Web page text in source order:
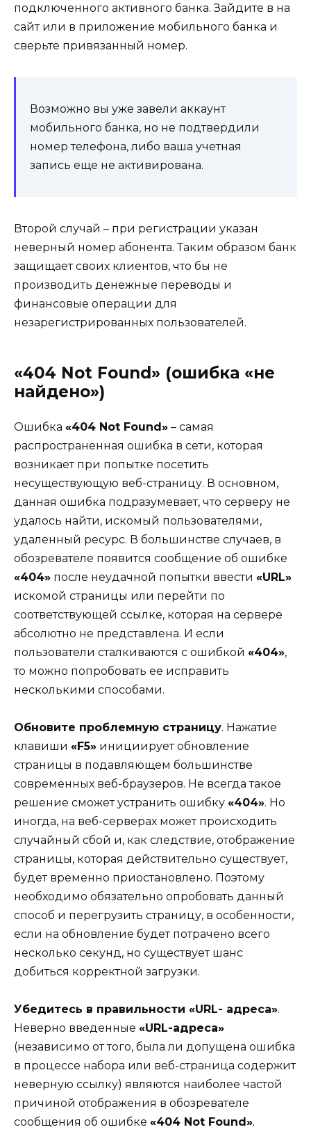
подключенного активного банка. Зайдите в на
сайт или в приложение мобильного банка и
сверьте привязанный номер.
Возможно вы уже завели аккаунт
мобильного банка, но не подтвердили
номер телефона, либо ваша учетная
запись еще не активирована.
Второй случай – при регистрации указан
неверный номер абонента. Таким образом банк
защищает своих клиентов, что бы не
производить денежные переводы и
финансовые операции для
незарегистрированных пользователей.
«404 Not Found» (ошибка «не
найдено»)
Ошибка «404 Not Found» – самая
распространенная ошибка в сети, которая
возникает при попытке посетить
несуществующую веб-страницу. В основном,
данная ошибка подразумевает, что серверу не
удалось найти, искомый пользователями,
удаленный ресурс. В большинстве случаев, в
обозревателе появится сообщение об ошибке
«404» после неудачной попытки ввести «URL»
искомой страницы или перейти по
соответствующей ссылке, которая на сервере
абсолютно не представлена. И если
пользователи сталкиваются с ошибкой «404»,
то можно попробовать ее исправить
несколькими способами.
Обновите проблемную страницу. Нажатие
клавиши «F5» инициирует обновление
страницы в подавляющем большинстве
современных веб-браузеров. Не всегда такое
решение сможет устранить ошибку «404». Но
иногда, на веб-серверах может происходить
случайный сбой и, как следствие, отображение
страницы, которая действительно существует,
будет временно приостановлено. Поэтому
необходимо обязательно опробовать данный
способ и перегрузить страницу, в особенности,
если на обновление будет потрачено всего
несколько секунд, но существует шанс
добиться корректной загрузки.
Убедитесь в правильности «URL- адреса».
Неверно введенные «URL-адреса»
(независимо от того, была ли допущена ошибка
в процессе набора или веб-страница содержит
неверную ссылку) являются наиболее частой
причиной отображения в обозревателе
сообщения об ошибке «404 Not Found».